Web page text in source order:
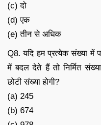
(c) दो
(d) एक
(e) तीन से अधिक
Q8. यदि हम प्रत्येक संख्या
में बदल देते हैं तो निर्मित
छोटी संख्या होगी?
(a) 245
(b) 674